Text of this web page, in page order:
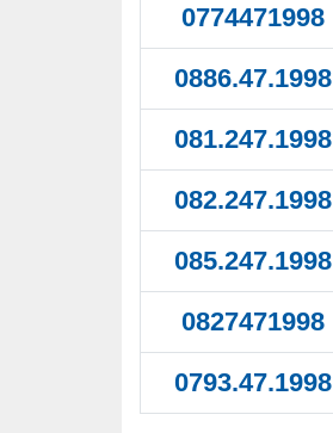
0774471998
0886.47.1998
081.247.1998
082.247.1998
085.247.1998
0827471998
0793.47.1998